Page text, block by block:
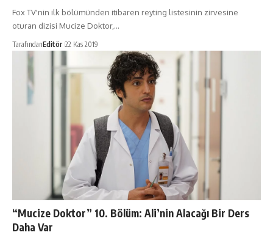
Fox TV'nin ilk bölümünden itibaren reyting listesinin zirvesine
oturan dizisi Mucize Doktor,…
TarafındanEditör 22 Kas 2019
“Mucize Doktor” 10. Bölüm: Ali’nin Alacağı Bir Ders
Daha Var